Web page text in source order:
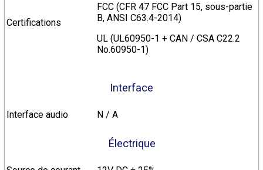
Certifications
FCC (CFR 47 FCC Part 15, sous-partie
B, ANSI C63.4-2014)
UL (UL60950-1 + CAN / CSA C22.2
No.60950-1)
Interface
Interface audio N / A
Électrique